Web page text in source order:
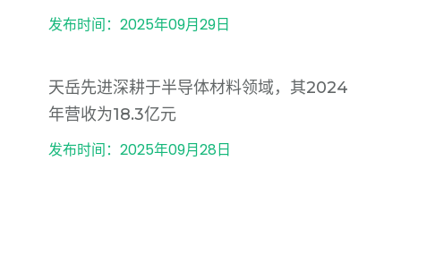
发布时间：2025年09月29日
天岳先进深耕于半导体材料领域，其2024
年营收为18.3亿元
发布时间：2025年09月28日